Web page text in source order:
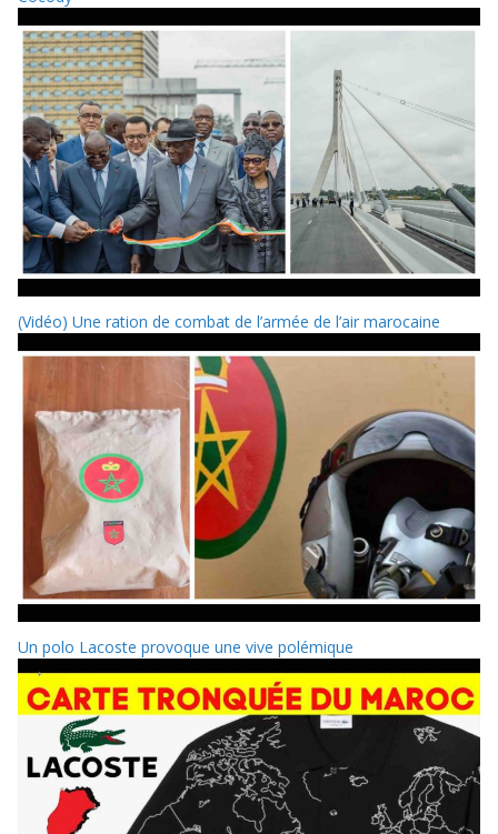
(Vidéo) Une ration de combat de l’armée de l’air marocaine
Un polo Lacoste provoque une vive polémique